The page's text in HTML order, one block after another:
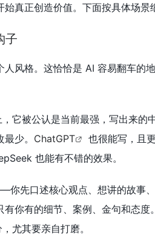
真正创造价值。下面按具体场景
子
人风格。这恰恰是 AI 容易翻车
它被公认是当前最强，写出来的
少。 ChatGPT
也很能写，且
也能有不错的效果。
你先口述核心观点、想讲的故事
有你有的细节、案例、金句和态度
尤其要亲自打磨。